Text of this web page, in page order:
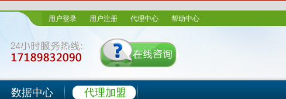
用户登录 用户注册 代理中心 帮助中心
数据中心 代理加盟